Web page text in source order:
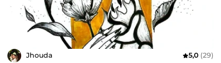
Jhouda 5,0 (29)